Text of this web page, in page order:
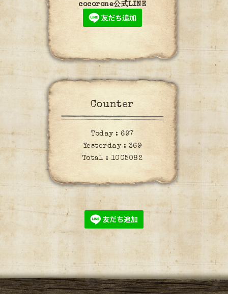
cocorone公式LINE
Counter
Today :697
Yesterday : 369
Total : 1005082